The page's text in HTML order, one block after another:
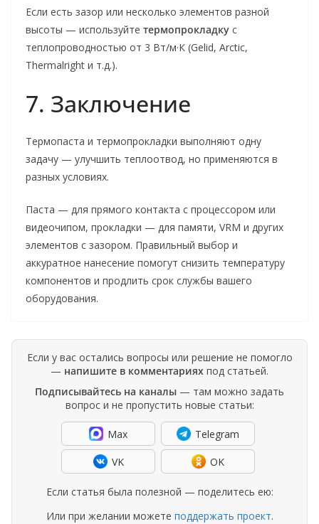
Если есть зазор или несколько элементов разной
высоты — используйте термопрокладку с
теплопроводностью от 3 Вт/м·К (Gelid, Arctic,
Thermalright и т.д.).
7. Заключение
Термопаста и термопрокладки выполняют одну
задачу — улучшить теплоотвод, но применяются в
разных условиях.
Паста — для прямого контакта с процессором или
видеочипом, прокладки — для памяти, VRM и других
элементов с зазором. Правильный выбор и
аккуратное нанесение помогут снизить температуру
компонентов и продлить срок службы вашего
оборудования.
Если у вас остались вопросы или решение не помогло
— напишите в комментариях под статьей.
Подписывайтесь на каналы — там можно задать
вопрос и не пропустить новые статьи:
Max Telegram
VK OK
Если статья была полезной — поделитесь ею:
Или при желании можете поддержать проект.